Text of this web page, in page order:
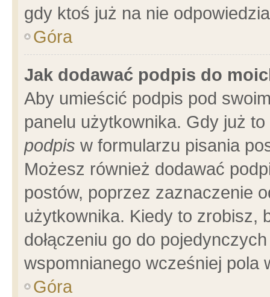
gdy ktoś już na nie
Góra
Jak dodawać podpis do
Aby umieścić podpis pod
panelu użytkownika. Gdy już
podpis w formularzu pisania
Możesz również dodawać
postów, poprzez zaznaczenie
użytkownika. Kiedy to zrobisz,
dołączeniu go do
wspomnianego wcześniej pola
Góra